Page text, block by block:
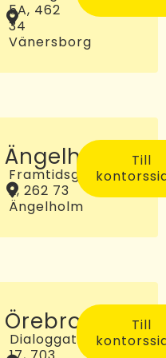
5A, 462
34
Vänersborg
Ängelholm
Framtidsgatan
2, 262 73
Ängelholm
Till
Örebro
Dialoggatan
Till